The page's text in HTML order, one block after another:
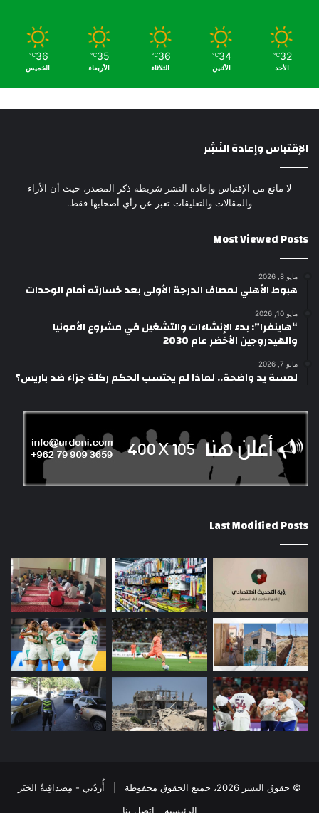
32
℃
الأحد
34
℃
الأثنين
36
℃
الثلاثاء
35
℃
الأربعاء
36
℃
الخميس
الإقتباس وإعادة النَشِر
لا مانع من الإقتباس وإعادة النشر شريطة ذكر المصدر، حيث أن الأراء
والمقالات والتعليقات تعبر عن رأي أصحابها فقط.
Most Viewed Posts
مايو 8, 2026
هبوط الأهلي لمصاف الدرجة الأولى بعد خسارته أمام الوحدات
مايو 10, 2026
“هاينفرا”: بدء الإنشاءات والتشغيل في مشروع الأمونيا
والهيدروجين الأخضر عام 2030
مايو 7, 2026
لمسة يد واضحة.. لماذا لم يحتسب الحكم ركلة جزاء ضد باريس؟
Last Modified Posts
© حقوق النشر 2026، جميع الحقوق محفوظة | أُردُني - مِصداقِيةُ الخَبَر
الرئيسية
إتصل بنا